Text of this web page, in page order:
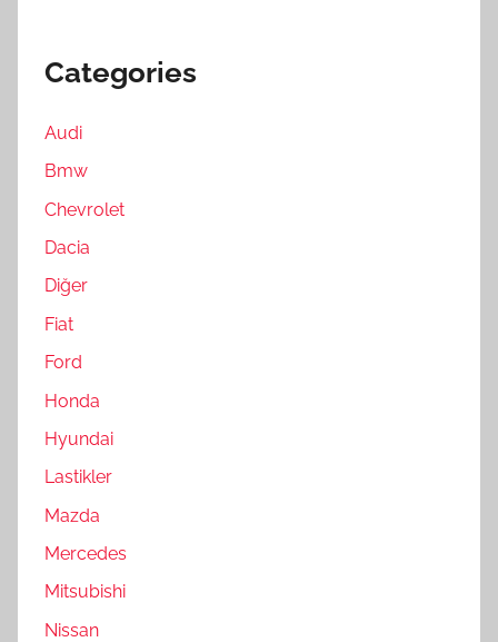
Categories
Audi
Bmw
Chevrolet
Dacia
Diğer
Fiat
Ford
Honda
Hyundai
Lastikler
Mazda
Mercedes
Mitsubishi
Nissan